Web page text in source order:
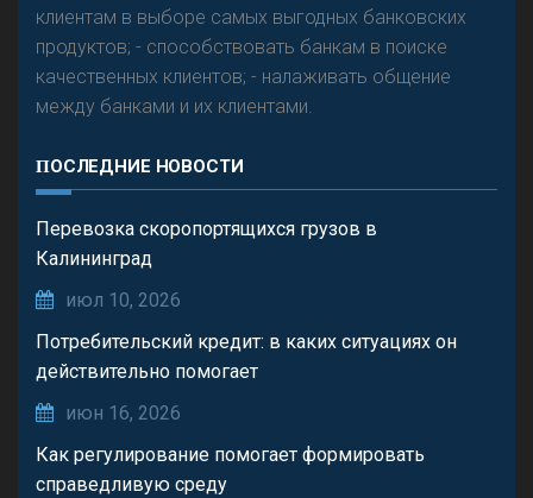
клиентам в выборе самых выгодных банковских
продуктов; - способствовать банкам в поиске
качественных клиентов; - налаживать общение
между банками и их клиентами.
ПОСЛЕДНИЕ НОВОСТИ
Перевозка скоропортящихся грузов в
Калининград
июл 10, 2026
Потребительский кредит: в каких ситуациях он
действительно помогает
июн 16, 2026
Как регулирование помогает формировать
справедливую среду